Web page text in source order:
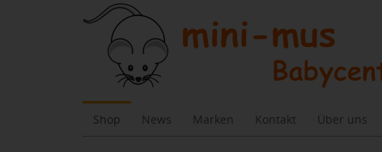
Shop News Marken Kontakt Über uns